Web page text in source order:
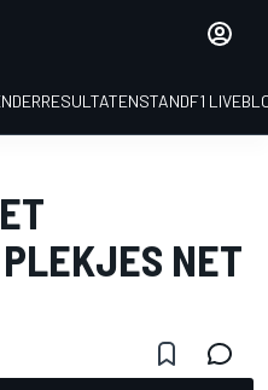
RESULTATENSTANDF1
NET